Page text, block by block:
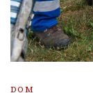
DOM